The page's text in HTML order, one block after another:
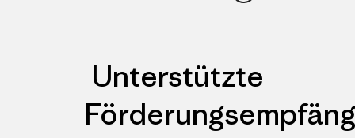
Unterstützte